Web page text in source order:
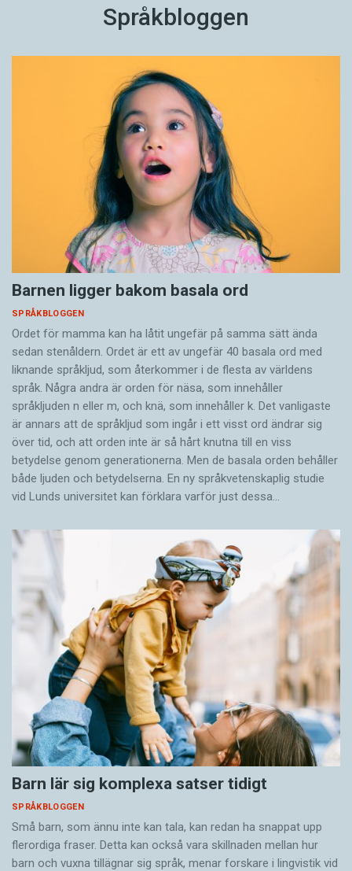
Språkbloggen
Barnen ligger bakom basala ord
SPRÅKBLOGGEN
Ordet för mamma kan ha låtit ungefär på samma sätt ända
sedan stenåldern. Ordet är ett av ungefär 40 basala ord med
liknande språkljud, som återkommer i de flesta av världens
språk. Några andra är orden för näsa, som innehåller
språkljuden n eller m, och knä, som innehåller k. Det vanligaste
är annars att de språkljud som ingår i ett visst ord ändrar sig
över tid, och att orden inte är så hårt knutna till en viss
betydelse genom generationerna. Men de basala orden behåller
både ljuden och betydelserna. En ny språkvetenskaplig studie
vid Lunds universitet kan förklara varför just dessa…
Barn lär sig komplexa satser tidigt
SPRÅKBLOGGEN
Små barn, som ännu inte kan tala, kan redan ha snappat upp
flerordiga fraser. Detta kan också vara skillnaden mellan hur
barn och vuxna tillägnar sig språk, menar forskare i lingvistik vid